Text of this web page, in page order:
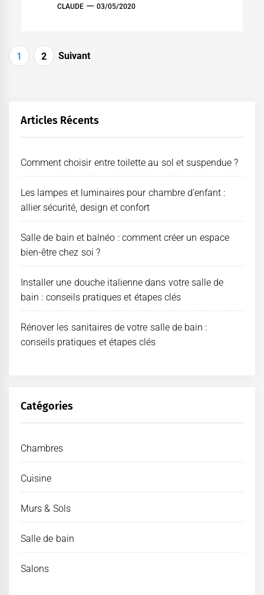
CLAUDE 03/05/2020
Pagination
1 2 Suivant
Articles Récents
Comment choisir entre toilette au sol et suspendue ?
Les lampes et luminaires pour chambre d’enfant :
allier sécurité, design et confort
Salle de bain et balnéo : comment créer un espace
bien-être chez soi ?
Installer une douche italienne dans votre salle de
bain : conseils pratiques et étapes clés
Rénover les sanitaires de votre salle de bain :
conseils pratiques et étapes clés
Catégories
Chambres
Cuisine
Murs & Sols
Salle de bain
Salons